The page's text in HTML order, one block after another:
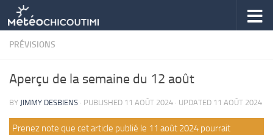
Skip to content
PRÉVISIONS
Aperçu de la semaine du 12 août
BY JIMMY DESBIENS · PUBLISHED 11 AOÛT 2024 · UPDATED 11 AOÛT 2024
Prenez note que cet article publié le 11 août 2024 pourrait